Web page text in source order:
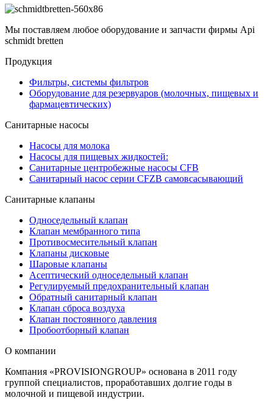
Мы поставляем любое оборудование и запчасти фирмы Api
schmidt bretten
Продукция
Фильтры, системы фильтров
Оборудование для резервуаров (молочных, пищевых и
фармацевтических)
Санитарные насосы
Насосы для молока
Насосы для пищевых жидкостей:
Санитарные центробежные насосы CFB
Санитарный насос серии СFZB самовсасывающий
Санитарные клапаны
Односедельный клапан
Клапан мембранного типа
Противосмесительный клапан
Клапаны дисковые
Шаровые клапаны
Асептический односедельный клапан
Регулируемый предохранительный клапан
Обратный санитарный клапан
Клапан сброса воздуха
Клапан постоянного давления
Пробоотборный клапан
О компании
Компания «PROVISIONGROUP» основана в 2011 году
группой специалистов, проработавших долгие годы в
молочной и пищевой индустрии.